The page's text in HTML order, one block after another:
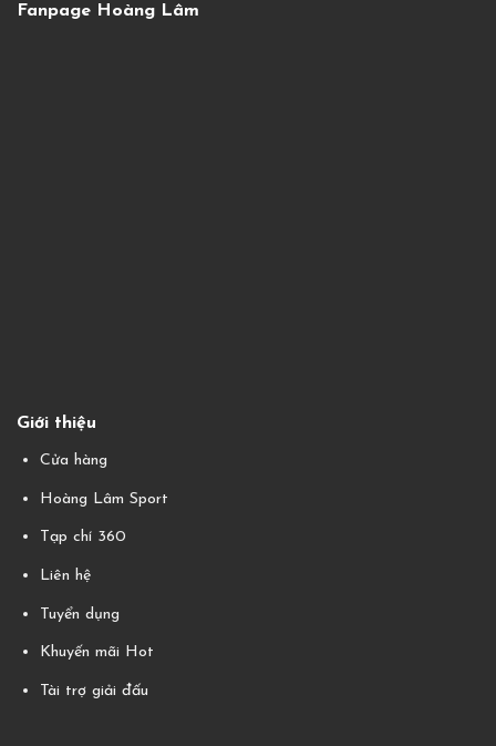
Giới thiệu
Cửa hàng
Hoàng Lâm Sport
Tạp chí 360
Liên hệ
Tuyển dụng
Khuyến mãi Hot
Tài trợ giải đấu
Fanpage Hoàng Lâm